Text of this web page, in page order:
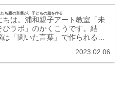
たち親の言葉が、子どもの脳を作る
ちは。浦和親子アート教室「未
びラボ」のかくこうです。結
は「聞いた言葉」で作られる脳
ポジティブな子に育って欲しい
なら？ →ポジティブな言葉を
2023.02.06